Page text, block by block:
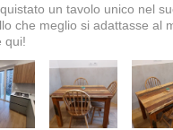
un tavolo unico nel
che meglio si adattasse al
qui!